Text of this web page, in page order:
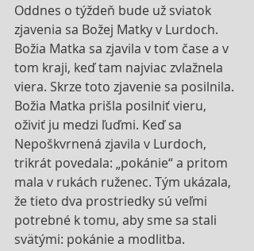
Oddnes o týždeň bude už sviatok
zjavenia sa Božej Matky v Lurdoch.
Božia Matka sa zjavila v tom čase a v
tom kraji, keď tam najviac zvlažnela
viera. Skrze toto zjavenie sa posilnila.
Božia Matka prišla posilniť vieru,
oživiť ju medzi ľuďmi. Keď sa
Nepoškvrnená zjavila v Lurdoch,
trikrát povedala: „pokánie“ a pritom
mala v rukách ruženec. Tým ukázala,
že tieto dva prostriedky sú veľmi
potrebné k tomu, aby sme sa stali
svätými: pokánie a modlitba.